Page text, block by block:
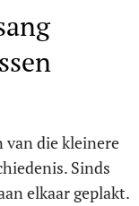
die kleinere
Sinds
elkaar geplakt.